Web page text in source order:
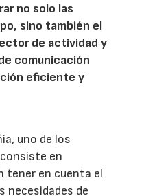
no solo las
sino también el
de actividad y
comunicación
eficiente y
uno de los
en
tener en cuenta el
necesidades de